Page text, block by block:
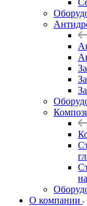
О компании